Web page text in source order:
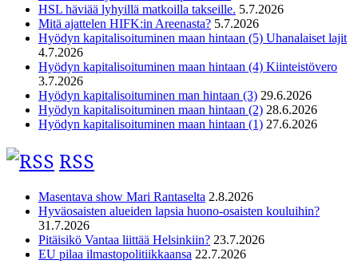
HSL häviää lyhyillä matkoilla takseille. 5.7.2026
Mitä ajattelen HIFK:in Areenasta? 5.7.2026
Hyödyn kapitalisoituminen maan hintaan (5) Uhanalaiset lajit
4.7.2026
Hyödyn kapitalisoituminen maan hintaan (4) Kiinteistövero
3.7.2026
Hyödyn kapitalisoituminen man hintaan (3) 29.6.2026
Hyödyn kapitalisoituminen maan hintaan (2) 28.6.2026
Hyödyn kapitalisoituminen maan hintaan (1) 27.6.2026
RSS
Masentava show Mari Rantaselta 2.8.2026
Hyväosaisten alueiden lapsia huono-osaisten kouluihin?
31.7.2026
Pitäisikö Vantaa liittää Helsinkiin? 23.7.2026
EU pilaa ilmastopolitiikkaansa 22.7.2026